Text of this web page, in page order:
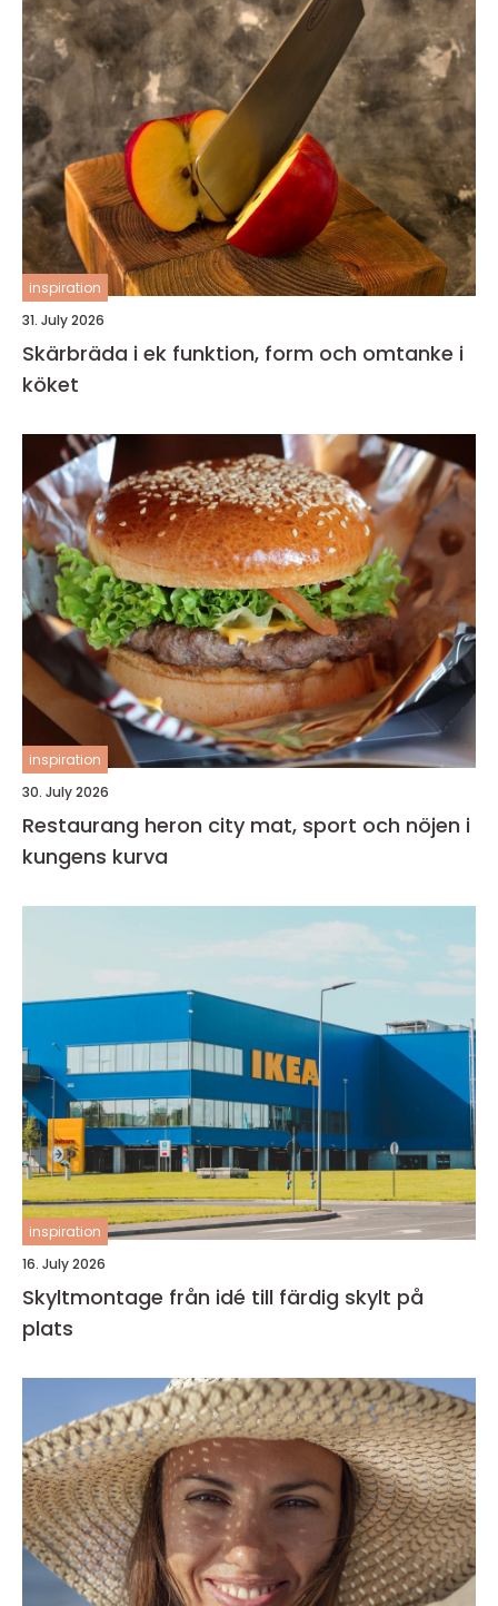
inspiration
31. July 2026
Skärbräda i ek funktion, form och omtanke i
köket
inspiration
30. July 2026
Restaurang heron city mat, sport och nöjen i
kungens kurva
inspiration
16. July 2026
Skyltmontage från idé till färdig skylt på
plats